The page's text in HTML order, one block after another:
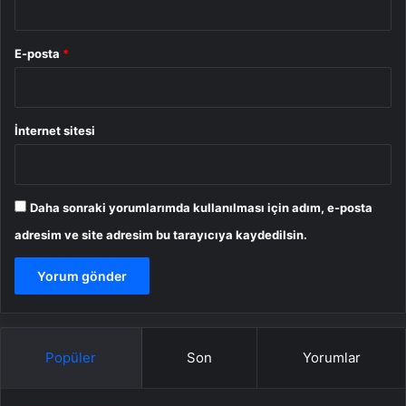
E-posta *
İnternet sitesi
Daha sonraki yorumlarımda kullanılması için adım, e-posta
adresim ve site adresim bu tarayıcıya kaydedilsin.
Popüler Son Yorumlar